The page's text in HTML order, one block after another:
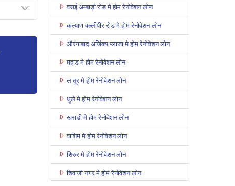
वसई अम्बाड़ी रोड मे होम रेनोवेशन लोन
कल्याण वल्लीपीर रोड मे होम रेनोवेशन लोन
औरंगाबाद अजिंक्य प्लाजा मे होम रेनोवेशन लोन
महाड मे होम रेनोवेशन लोन
लातूर मे होम रेनोवेशन लोन
धुले मे होम रेनोवेशन लोन
खराडी मे होम रेनोवेशन लोन
वाशिम मे होम रेनोवेशन लोन
शिरुर मे होम रेनोवेशन लोन
शिवाजी नगर मे होम रेनोवेशन लोन